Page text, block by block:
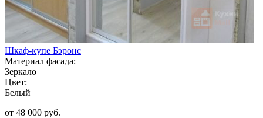
Шкаф-купе Бэронс
Материал фасада:
Зеркало
Цвет:
Белый
от 48 000 руб.